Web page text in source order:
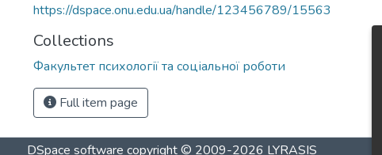
https://dspace.onu.edu.ua/handle/123456789/15563
Collections
Факультет психології та соціальної роботи
Full item page
DSpace software copyright © 2009-2026 LYRASIS